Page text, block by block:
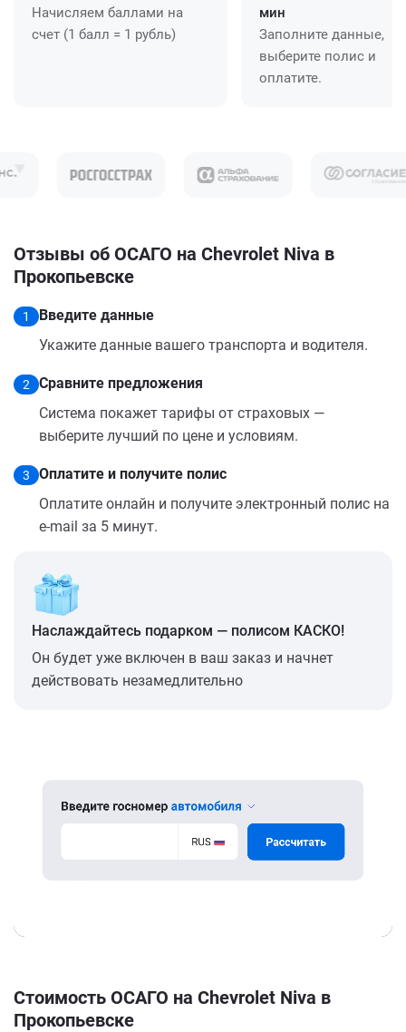
Начисляем баллами на
счет (1 балл = 1 рубль)
мин
Заполните данные,
выберите полис и
оплатите.
Отзывы об ОСАГО на Chevrolet Niva в
Прокопьевске
1
Введите данные
Укажите данные вашего транспорта и водителя.
2
Сравните предложения
Система покажет тарифы от страховых —
выберите лучший по цене и условиям.
3
Оплатите и получите полис
Оплатите онлайн и получите электронный полис на
e-mail за 5 минут.
Наслаждайтесь подарком — полисом КАСКО!
Он будет уже включен в ваш заказ и начнет
действовать незамедлительно
Стоимость ОСАГО на Chevrolet Niva в
Прокопьевске